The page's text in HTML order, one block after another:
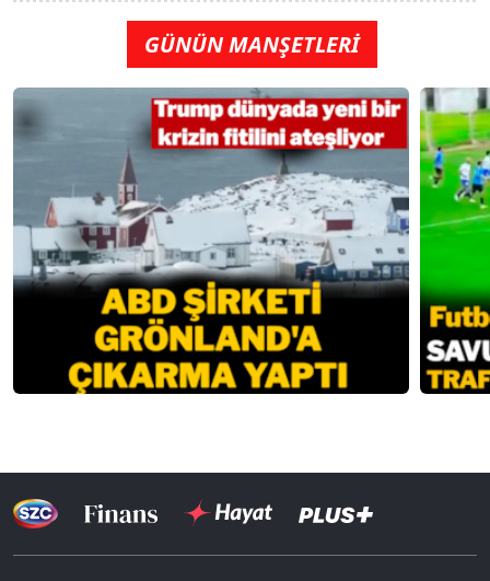
GÜNÜN MANŞETLERİ